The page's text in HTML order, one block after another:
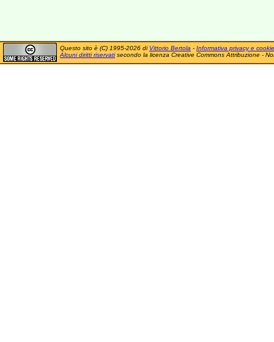
Questo sito è (C) 1995-2026 di Vittorio Bertola - Informativa privacy e cookie
Alcuni diritti riservatisecondo la licenza Creative Commons Attribuzione -